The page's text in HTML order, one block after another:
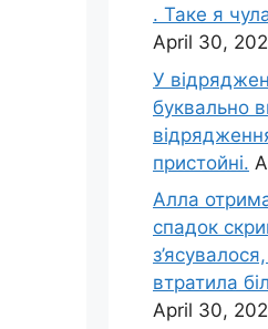
. Таке я
April 30,
У
буквально
пристойні.
Алла
спадок
втратила
April 30,